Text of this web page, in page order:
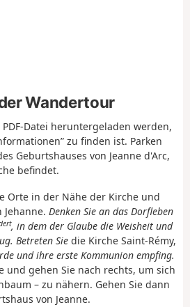
Wandertour
Datei heruntergeladen werden,
zu finden ist. Parken
Geburtshauses von Jeanne d'Arc,
befindet.
Orte in der Nähe der Kirche und
Jehanne. Denken Sie an das Dorfleben
, in dem der Glaube die Weisheit und
Betreten Sie die Kirche Saint-Rémy,
und ihre erste Kommunion empfing.
und gehen Sie nach rechts, um sich
– zu nähern. Gehen Sie dann
von Jeanne.